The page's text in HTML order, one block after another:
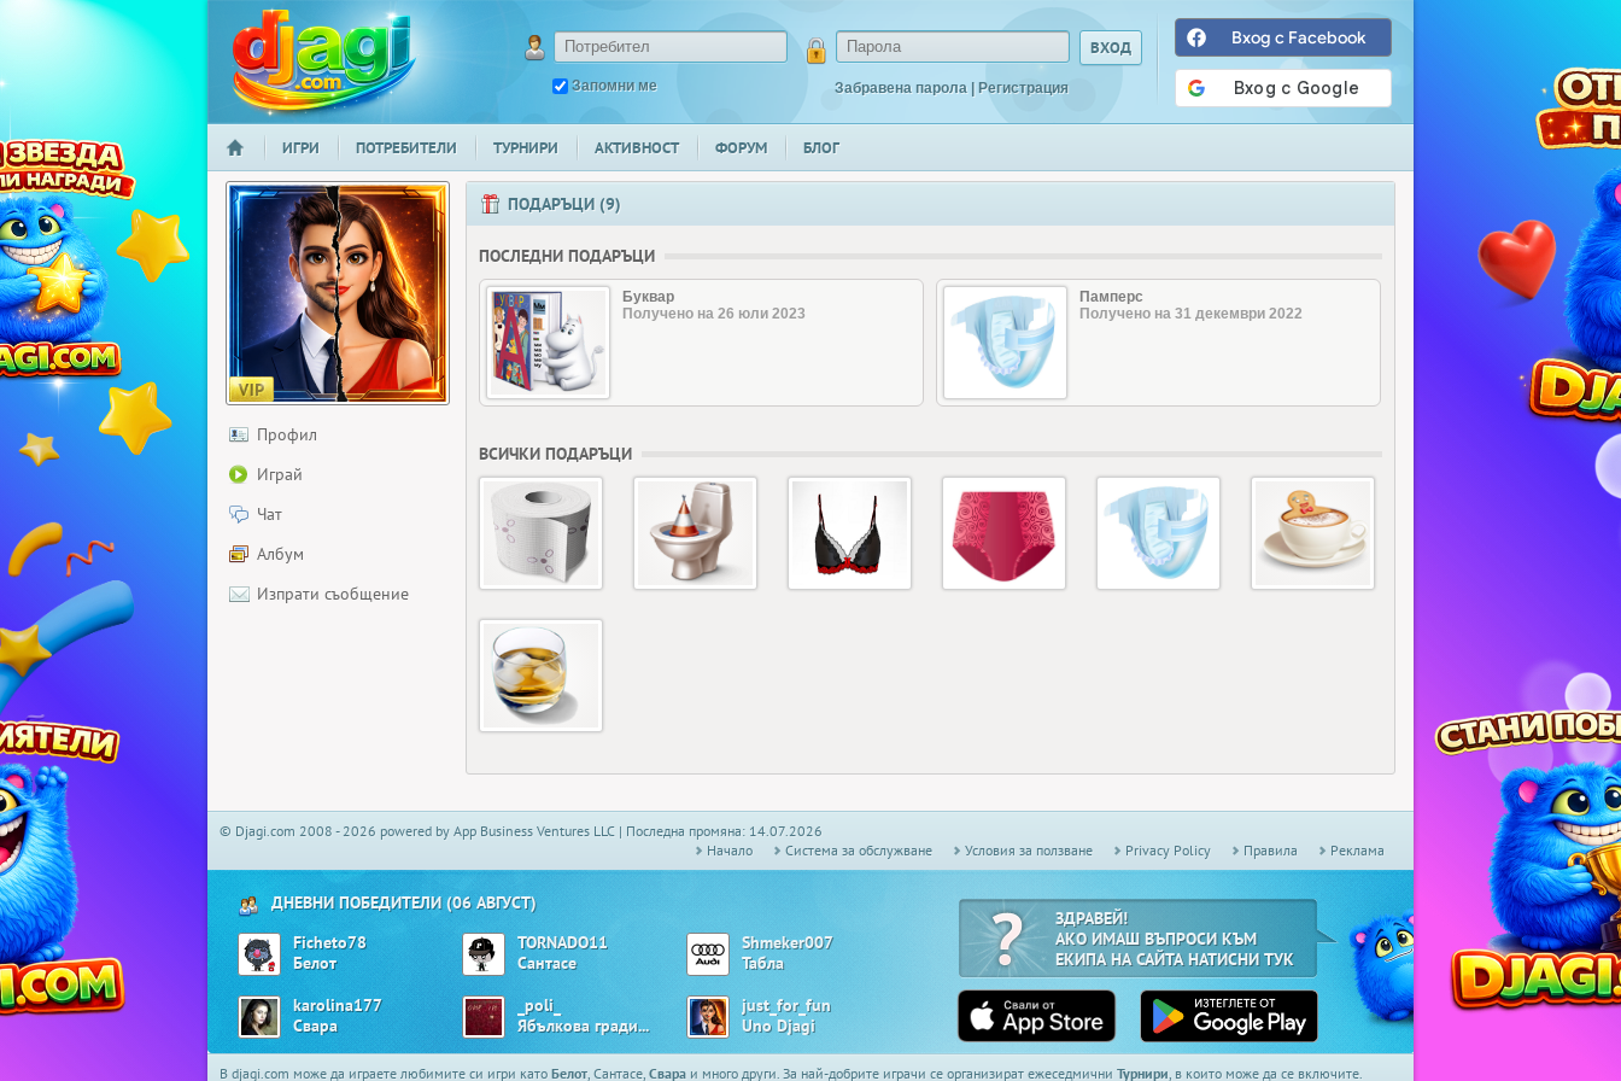
djagi.com
Запомни ме Забравена парола | Регистрация
Вход с Facebook
НАЧАЛО
ИГРИ ПОТРЕБИТЕЛИ ТУРНИРИ АКТИВНОСТ ФОРУМ БЛОГ
Профил
Играй
Чат
Албум
Изпрати съобщение
ПОДАРЪЦИ (9)
ПОСЛЕДНИ ПОДАРЪЦИ
Буквар
Получено на 26 юли 2023
Памперс
Получено на 31 декември 2022
ВСИЧКИ ПОДАРЪЦИ
© Djagi.com 2008 - 2026 powered by App Business Ventures LLC | Последна промяна: 14.07.2026
Начало
Системa за обслужване Условия за ползване Privacy Policy Правила Реклама
ДНЕВНИ ПОБЕДИТЕЛИ (06 АВГУСТ)
Ficheto78
Белот
TORNADO11
Сантасе
Shmeker007
Табла
karolina177
Свара
_poli_
Ябълкова градина
just_for_fun
Uno Djagi
ЗДРАВЕЙ!
АКО ИМАШ ВЪПРОСИ КЪМ
ЕКИПА НА САЙТА НАТИСНИ ТУК
В djagi.com може да играете любимите си игри като Белот, Сантасе, Свара и много други. За най-добрите играчи се организират ежеседмични Турнири, в които може да се включите.